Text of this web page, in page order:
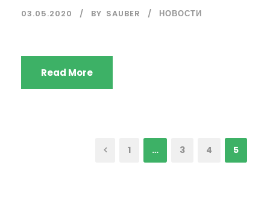
03.05.2020 BY SAUBER НОВОСТИ
Read More
1 … 3 4 5